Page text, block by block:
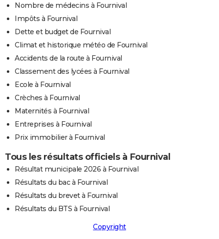
Nombre de médecins à Fournival
Impôts à Fournival
Dette et budget de Fournival
Climat et historique météo de Fournival
Accidents de la route à Fournival
Classement des lycées à Fournival
Ecole à Fournival
Crèches à Fournival
Maternités à Fournival
Entreprises à Fournival
Prix immobilier à Fournival
Tous les résultats officiels à Fournival
Résultat municipale 2026 à Fournival
Résultats du bac à Fournival
Résultats du brevet à Fournival
Résultats du BTS à Fournival
Copyright